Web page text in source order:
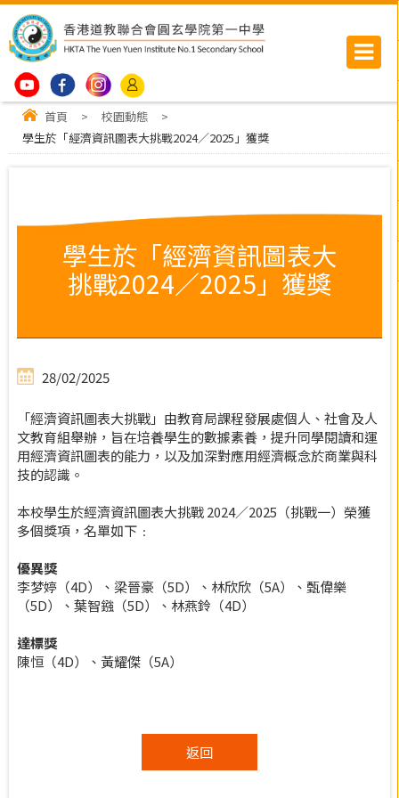
首頁 > 校園動態
>
學生於「經濟資訊圖表大挑戰2024／2025」獲獎
學生於「經濟資訊圖表大
挑戰2024／2025」獲獎
28/02/2025
「經濟資訊圖表大挑戰」由教育局課程發展處個人、社會及人
文教育組舉辦，旨在培養學生的數據素養，提升同學閱讀和運
用經濟資訊圖表的能力，以及加深對應用經濟概念於商業與科
技的認識。
本校學生於經濟資訊圖表大挑戰 2024／2025（挑戰一）榮獲
多個獎項，名單如下﹕
優異獎
李梦婷（4D）、梁晉豪（5D）、林欣欣（5A）、甄偉樂
（5D）、葉智鏹（5D）、林燕鈴（4D）
達標獎
陳恒（4D）、黃耀傑（5A）
返回